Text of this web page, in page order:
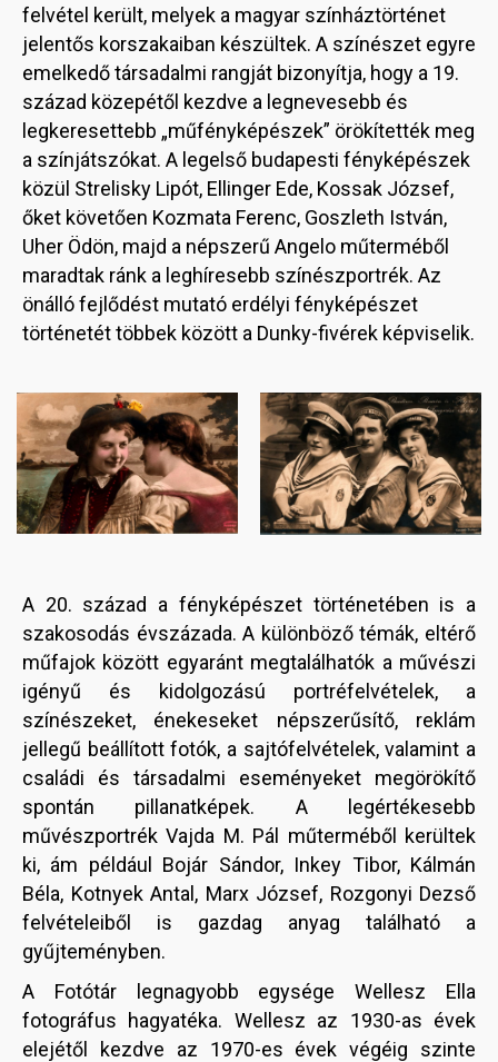
felvétel került, melyek a magyar színháztörténet
jelentős korszakaiban készültek. A színészet egyre
emelkedő társadalmi rangját bizonyítja, hogy a 19.
század közepétől kezdve a legnevesebb és
legkeresettebb „műfényképészek” örökítették meg
a színjátszókat. A legelső budapesti fényképészek
közül Strelisky Lipót, Ellinger Ede, Kossak József,
őket követően Kozmata Ferenc, Goszleth István,
Uher Ödön, majd a népszerű Angelo műterméből
maradtak ránk a leghíresebb színészportrék. Az
önálló fejlődést mutató erdélyi fényképészet
történetét többek között a Dunky-fivérek képviselik.
Image Image
A 20. század a fényképészet történetében is a
szakosodás évszázada. A különböző témák, eltérő
műfajok között egyaránt megtalálhatók a művészi
igényű és kidolgozású portréfelvételek, a
színészeket, énekeseket népszerűsítő, reklám
jellegű beállított fotók, a sajtófelvételek, valamint a
családi és társadalmi eseményeket megörökítő
spontán pillanatképek. A legértékesebb
művészportrék Vajda M. Pál műterméből kerültek
ki, ám például Bojár Sándor, Inkey Tibor, Kálmán
Béla, Kotnyek Antal, Marx József, Rozgonyi Dezső
felvételeiből is gazdag anyag található a
gyűjteményben.
A Fotótár legnagyobb egysége Wellesz Ella
fotográfus hagyatéka. Wellesz az 1930-as évek
elejétől kezdve az 1970-es évek végéig szinte